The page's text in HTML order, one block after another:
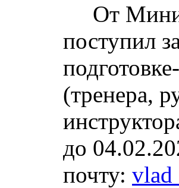
От
поступил
(тренера,
до
почту: